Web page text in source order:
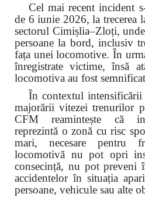
Cel mai recent incident
de 6 iunie 2026, la trecerea
sectorul Cimișlia–Zloți,
persoane la bord, inclusiv
fața unei locomotive. În
înregistrate victime, însă
locomotiva au fost
În contextul
majorării vitezei trenurilor
CFM reamintește că
reprezintă o zonă cu risc
mari, necesare pentru
locomotivă nu pot opri
consecință, nu pot preveni
accidentelor în situația
persoane, vehicule sau alte